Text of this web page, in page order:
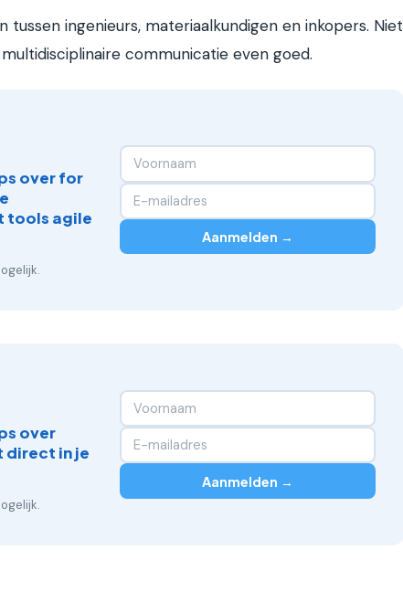
ingenieurs, materiaalkundigen en inkopers. Niet
communicatie even goed.
over for
tools agile
Aanmelden →
over
direct in je
Aanmelden →